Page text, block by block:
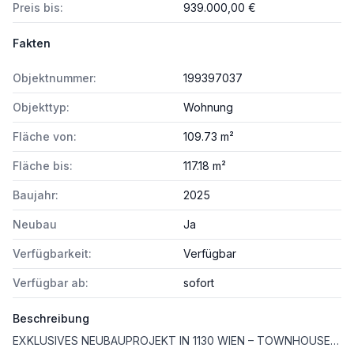
Preis bis: 939.000,00 €
Fakten
Objektnummer: 199397037
Objekttyp: Wohnung
Fläche von: 109.73 m²
Fläche bis: 117.18 m²
Baujahr: 2025
Neubau Ja
Verfügbarkeit: Verfügbar
Verfügbar ab: sofort
Beschreibung
EXKLUSIVES NEUBAUPROJEKT IN 1130 WIEN – TOWNHOUSE-FLAIR IN DER SPEISINGER STRASSE 122–124 - MIETE ODER KAUF!